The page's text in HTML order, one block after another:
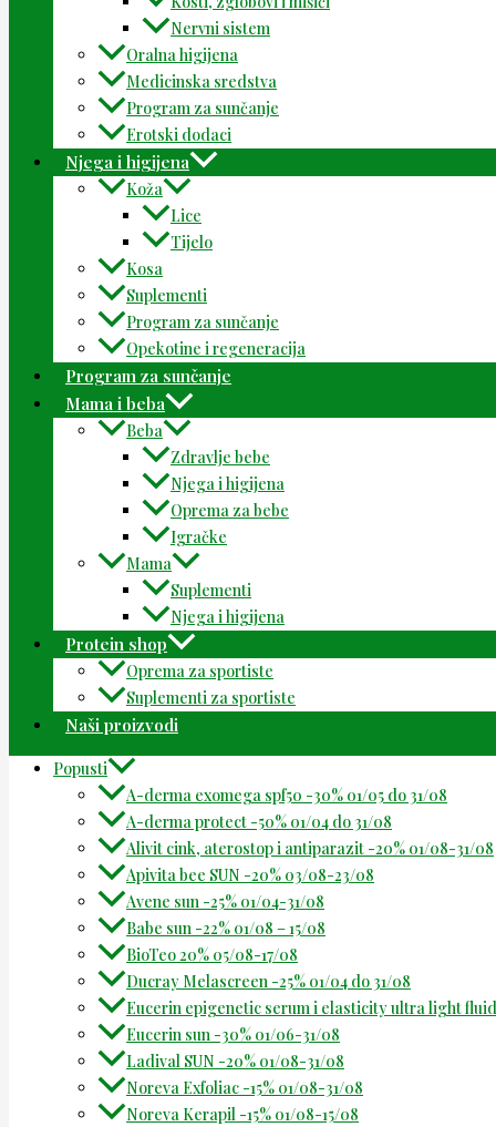
Nervni sistem
Oralna higijena
Medicinska sredstva
Program za sunčanje
Erotski dodaci
Njega i higijena
Koža
Lice
Tijelo
Kosa
Suplementi
Program za sunčanje
Opekotine i regeneracija
Program za sunčanje
Mama i beba
Beba
Zdravlje bebe
Njega i higijena
Oprema za bebe
Igračke
Mama
Suplementi
Njega i higijena
Protein shop
Oprema za sportiste
Suplementi za sportiste
Naši proizvodi
Popusti
A-derma exomega spf50 -30% 01/05 do 31/08
A-derma protect -50% 01/04 do 31/08
Alivit cink, aterostop i antiparazit -20% 01/08-31/08
Apivita bee SUN -20% 03/08-23/08
Avene sun -25% 01/04-31/08
Babe sun -22% 01/08 – 15/08
BioTeo 20% 05/08-17/08
Ducray Melascreen -25% 01/04 do 31/08
Eucerin epigenetic serum i elasticity ultra light
Eucerin sun -30% 01/06-31/08
Ladival SUN -20% 01/08-31/08
Noreva Exfoliac -15% 01/08-31/08
Noreva Kerapil -15% 01/08-15/08